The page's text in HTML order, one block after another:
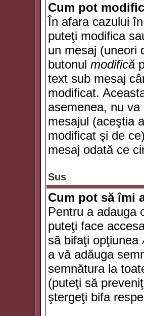
Cum pot
În afara cazului
puteţi modifica
un mesaj (uneori
butonul modifică
text sub mesaj
modificat.
asemenea, nu
mesajul (aceştia
modificat şi de
mesaj odată ce
Sus
Cum pot să îmi
Pentru a adauga
puteţi face
să bifaţi opţiunea
a vă adăuga
semnătura la
(puteţi să
ştergeţi bifa